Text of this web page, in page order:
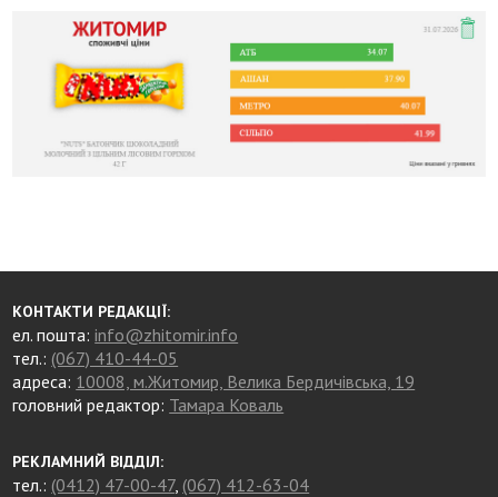
КОНТАКТИ РЕДАКЦІЇ:
ел. пошта:info@zhitomir.info
тел.: (067) 410-44-05
адреса: 10008, м.Житомир, Велика Бердичівська, 19
головний редактор: Тамара Коваль
РЕКЛАМНИЙ ВІДДІЛ:
тел.: (0412) 47-00-47, (067) 412-63-04